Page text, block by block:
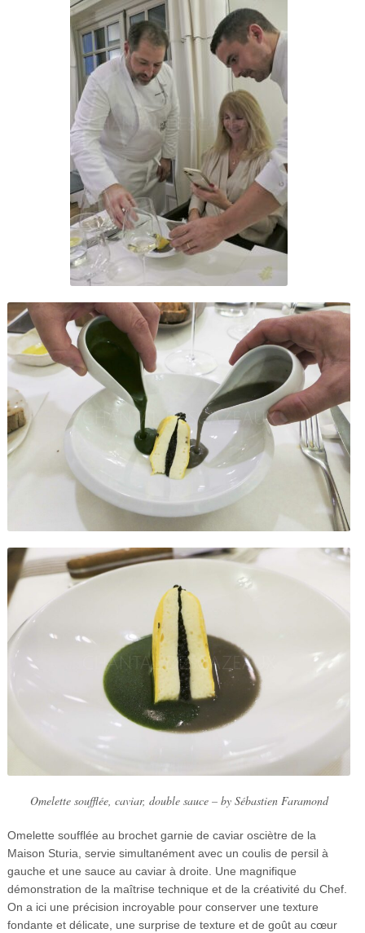
Omelette soufflée, caviar, double sauce – by Sébastien Faramond
Omelette soufflée au brochet garnie de caviar osciètre de la
Maison Sturia, servie simultanément avec un coulis de persil à
gauche et une sauce au caviar à droite. Une magnifique
démonstration de la maîtrise technique et de la créativité du Chef.
On a ici une précision incroyable pour conserver une texture
fondante et délicate, une surprise de texture et de goût au cœur